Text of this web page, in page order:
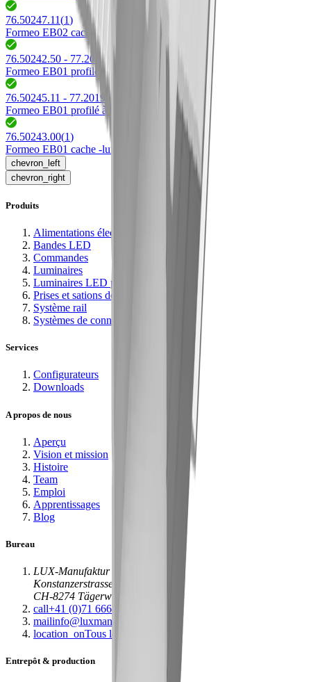
76.50247.11(1)
Formeo EB02 cache d'extremité
76.50242.50 - 77.20198.50
Formeo EB01 profilé à encatrer dans du plâtre
76.50245.11 - 77.20199.11
Formeo EB01 profilé à encatrer dans du plâtre
76.50243.00(1)
Formeo EB01 cache -lumière
chevron_left
chevron_right
Produits
Alimentations électriques
Bandes LED
Commandes
Luminaires
Luminaires LED profilés
Prises et sations de recharge
Système rail
Systèmes de connexion
Services
Configurateurs
Downloads
A propos de nous
Aperçu
Vision et mission
Histoire
Team
Emploi
Apprentissages
Blog
Bureau
LUX-Manufaktur
Konstanzerstrasse 58
CH-8274 Tägerwilen
call+41 (0)71 666 71 11
mailinfo@luxmanufaktur.ch
location_onTous les sites
Entrepôt & production